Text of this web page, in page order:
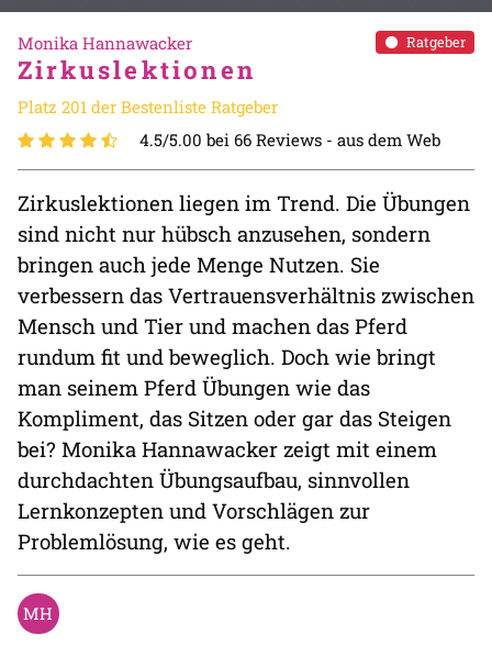
Ratgeber
Monika Hannawacker
Zirkuslektionen
Platz 201 der Bestenliste Ratgeber
4.5/5.00 bei 66 Reviews - aus dem Web
Zirkuslektionen liegen im Trend. Die Übungen
sind nicht nur hübsch anzusehen, sondern
bringen auch jede Menge Nutzen. Sie
verbessern das Vertrauensverhältnis zwischen
Mensch und Tier und machen das Pferd
rundum fit und beweglich. Doch wie bringt
man seinem Pferd Übungen wie das
Kompliment, das Sitzen oder gar das Steigen
bei? Monika Hannawacker zeigt mit einem
durchdachten Übungsaufbau, sinnvollen
Lernkonzepten und Vorschlägen zur
Problemlösung, wie es geht.